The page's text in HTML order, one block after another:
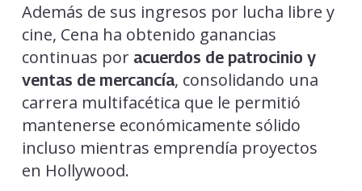
Además de sus ingresos por lucha libre y
cine, Cena ha obtenido ganancias
continuas por acuerdos de patrocinio y
ventas de mercancía, consolidando una
carrera multifacética que le permitió
mantenerse económicamente sólido
incluso mientras emprendía proyectos
en Hollywood.